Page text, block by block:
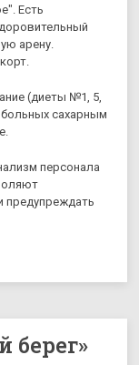
Есть
арену.
(диеты №1, 5,
сахарным
персонала
предупреждать
берег»